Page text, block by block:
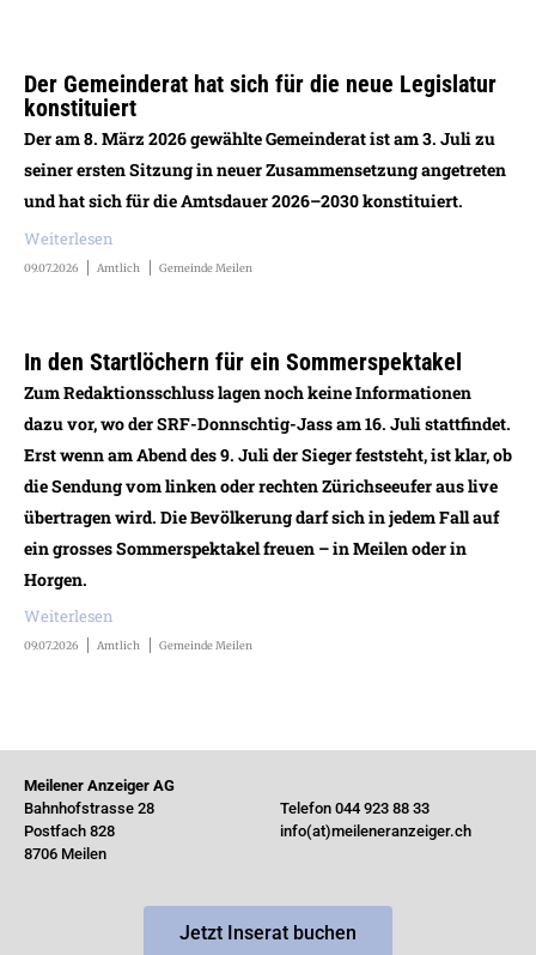
Der Gemeinderat hat sich für die neue Legislatur
konstituiert
Der am 8. März 2026 gewählte Gemeinderat ist am 3. Juli zu
seiner ersten Sitzung in neuer Zusammensetzung angetreten
und hat sich für die Amtsdauer 2026–2030 konstituiert.
Weiterlesen
09.07.2026 Amtlich Gemeinde Meilen
In den Startlöchern für ein Sommerspektakel
Zum Redaktionsschluss lagen noch keine Informationen
dazu vor, wo der SRF-Donnschtig-Jass am 16. Juli stattfindet.
Erst wenn am Abend des 9. Juli der Sieger feststeht, ist klar, ob
die Sendung vom linken oder rechten Zürichseeufer aus live
übertragen wird. Die Bevölkerung darf sich in jedem Fall auf
ein grosses Sommerspektakel freuen – in Meilen oder in
Horgen.
Weiterlesen
09.07.2026 Amtlich Gemeinde Meilen
Meilener Anzeiger AG
Bahnhofstrasse 28
Postfach 828
8706 Meilen
Telefon 044 923 88 33
info(at)meileneranzeiger.ch
Jetzt Inserat buchen